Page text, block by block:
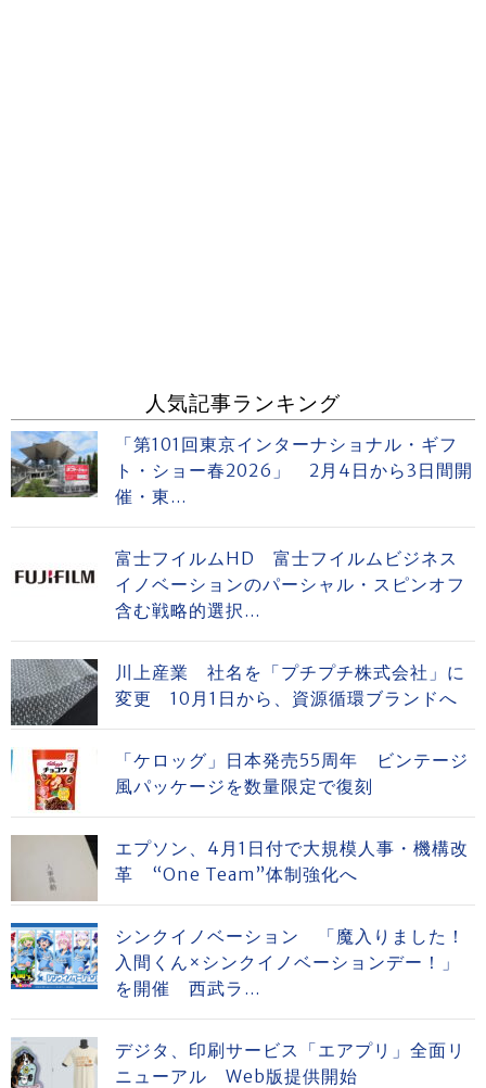
人気記事ランキング
「第101回東京インターナショナル・ギフ
ト・ショー春2026」 2月4日から3日間開
催・東...
富士フイルムHD 富士フイルムビジネス
イノベーションのパーシャル・スピンオフ
含む戦略的選択...
川上産業 社名を「プチプチ株式会社」に
変更 10月1日から、資源循環ブランドへ
「ケロッグ」日本発売55周年 ビンテージ
風パッケージを数量限定で復刻
エプソン、4月1日付で大規模人事・機構改
革 “One Team”体制強化へ
シンクイノベーション 「魔入りました！
入間くん×シンクイノベーションデー！」
を開催 西武ラ...
デジタ、印刷サービス「エアプリ」全面リ
ニューアル Web版提供開始